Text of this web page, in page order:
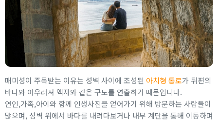
매미성이 주목받는 이유는 성벽 사이에 조성된 아치형 통로가 뒤편의
바다와 어우러져 액자와 같은 구도를 연출하기 때문입니다.
연인,가족,아이와 함께 인생사진을 얻어가기 위해 방문하는 사람들이
많으며, 성벽 위에서 바다를 내려다보거나 내부 계단을 통해 이동하며